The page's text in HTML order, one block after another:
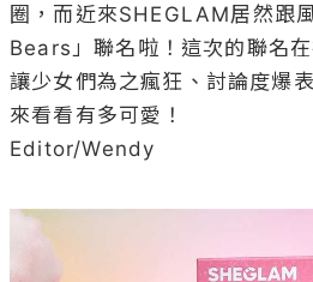
圈，而近來SHEGLAM居然跟
Bears」聯名啦！這次的聯名
讓少女們為之瘋狂、討論度爆
來看看有多可愛！
Editor/Wendy